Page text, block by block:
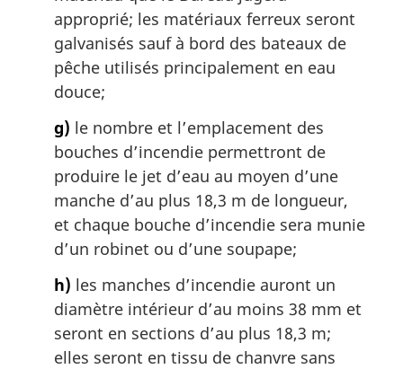
approprié; les matériaux ferreux seront
galvanisés sauf à bord des bateaux de
pêche utilisés principalement en eau
douce;
g) le nombre et l’emplacement des
bouches d’incendie permettront de
produire le jet d’eau au moyen d’une
manche d’au plus 18,3 m de longueur,
et chaque bouche d’incendie sera munie
d’un robinet ou d’une soupape;
h) les manches d’incendie auront un
diamètre intérieur d’au moins 38 mm et
seront en sections d’au plus 18,3 m;
elles seront en tissu de chanvre sans